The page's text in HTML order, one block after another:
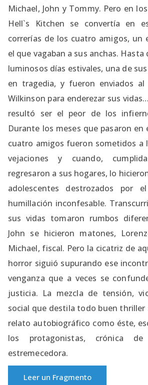
Michael, John y Tommy. Pero en
Hell`s Kitchen se convertía en
correrías de los cuatro amigos, un
el que vagaban a sus anchas. Hasta
luminosos días estivales, una de
en tragedia, y fueron enviados al
Wilkinson para enderezar sus
resultó ser el peor de los
Durante los meses que pasaron en
cuatro amigos fueron sometidos a
vejaciones y cuando,
regresaron a sus hogares, lo
adolescentes destrozados por
humillación inconfesable.
sus vidas tomaron rumbos
John se hicieron matones,
Michael, fiscal. Pero la cicatriz de
horror siguió supurando ese
venganza que a veces se
justicia. La mezcla de tensión,
social que destila todo buen thriller
relato autobiográfico como éste,
los protagonistas, crónica
estremecedora.
Leer un Fragmento